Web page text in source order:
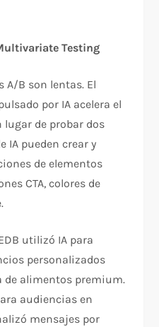
Testing
A/B son lentas. El
por IA acelera el
lugar de probar dos
IA pueden crear y
de elementos
CTA, colores de
utilizó IA para
personalizados
de alimentos premium.
audiencias en
mensajes por